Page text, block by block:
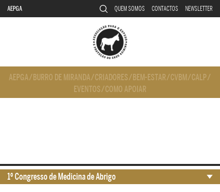
AEPGA QUEM SOMOS CONTACTOS NEWSLETTER
AEPGA/ BURRO DE MIRANDA/CRIADORES/ BEM-ESTAR/CVBM/CALP/
EVENTOS/COMO APOIAR
1º Congresso de Medicina de Abrigo